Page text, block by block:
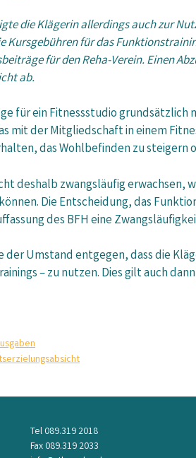
die Klägerin allerdings auch zur
Kursgebühren für das
für den Reha-Verein. Einen
ab.
für ein Fitnessstudio
mit der Mitgliedschaft in einem
das Wohlbefinden zu
deshalb zwangsläufig
Die Entscheidung, das
des BFH eine
Umstand entgegen, dass die
– zu nutzen. Dies gilt auch
Tel 089.319 2018
Fax 089.319 2033